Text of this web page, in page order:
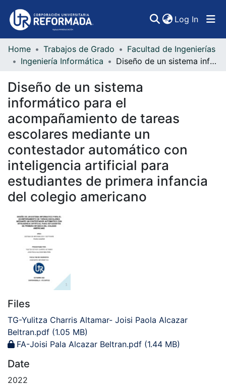
Log In
Communities & Collections
Statistics
Home Trabajos de Grado
Facultad de Ingenierías
Ingeniería Informática
Diseño de un sistema informático para el acompañamiento de tareas escolares mediante un contestador automático con inteligencia artificial para estudiantes de primera infancia del colegio americano
Diseño de un sistema
informático para el
acompañamiento de tareas
escolares mediante un
contestador automático con
inteligencia artificial para
estudiantes de primera infancia
del colegio americano
Files
TG-Yulitza Charris Altamar- Joisi Paola Alcazar
Beltran.pdf (1.05 MB)
FA-Joisi Pala Alcazar Beltran.pdf (1.44 MB)
Date
2022